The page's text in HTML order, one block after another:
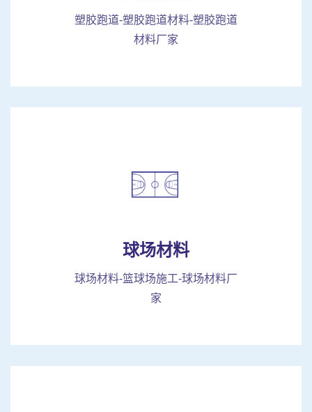
塑胶跑道-塑胶跑道材料-塑胶跑道
材料厂家
球场材料
球场材料-篮球场施工-球场材料厂
家